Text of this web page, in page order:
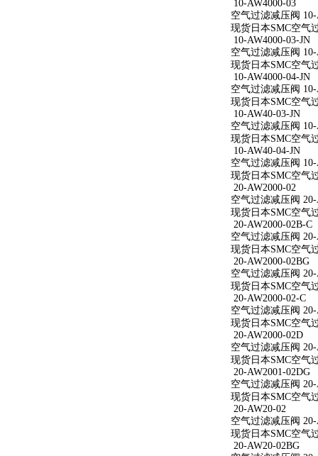
10-AW4000-03
空气过滤减压阀 10-
现货日本SMC空气
10-AW4000-03-JN
空气过滤减压阀 10-
现货日本SMC空气
10-AW4000-04-JN
空气过滤减压阀 10-
现货日本SMC空气
10-AW40-03-JN
空气过滤减压阀 10-
现货日本SMC空气
10-AW40-04-JN
空气过滤减压阀 10-
现货日本SMC空气
20-AW2000-02
空气过滤减压阀 20-
现货日本SMC空气
20-AW2000-02B-C
空气过滤减压阀 20-
现货日本SMC空气
20-AW2000-02BG
空气过滤减压阀 20-
现货日本SMC空气
20-AW2000-02-C
空气过滤减压阀 20-
现货日本SMC空气
20-AW2000-02D
空气过滤减压阀 20-
现货日本SMC空气
20-AW2001-02DG
空气过滤减压阀 20-
现货日本SMC空气
20-AW20-02
空气过滤减压阀 20-
现货日本SMC空气
20-AW20-02BG